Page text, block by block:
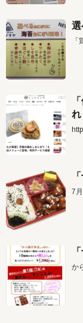
選
れ
7
か